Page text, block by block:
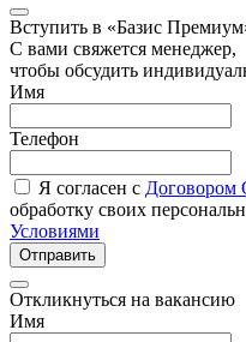
Вступить в «Базис
С вами свяжется менеджер,
чтобы обсудить
Имя
Телефон
Я согласен с Договором
обработку своих
Условиями
Отправить
Откликнуться на вакансию
Имя